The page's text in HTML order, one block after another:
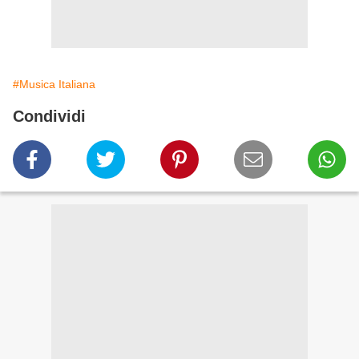
#Musica Italiana
Condividi